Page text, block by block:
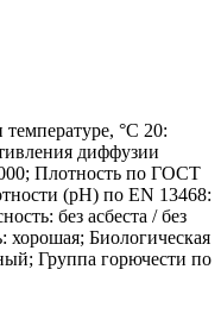
°C 20:
диффузии
Плотность по ГОСТ
(pH) по EN 13468:
без асбеста / без
хорошая; Биологическая
Группа горючести по